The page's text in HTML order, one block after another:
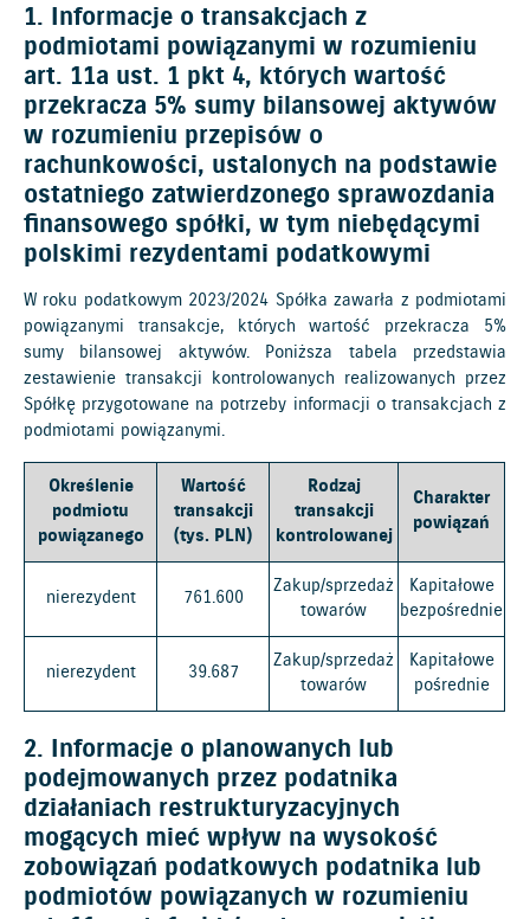
1. Informacje o transakcjach z
podmiotami powiązanymi w rozumieniu
art. 11a ust. 1 pkt 4, których wartość
przekracza 5% sumy bilansowej aktywów
w rozumieniu przepisów o
rachunkowości, ustalonych na podstawie
ostatniego zatwierdzonego sprawozdania
finansowego spółki, w tym niebędącymi
polskimi rezydentami podatkowymi
W roku podatkowym 2023/2024 Spółka zawarła z podmiotami
powiązanymi transakcje, których wartość przekracza 5%
sumy bilansowej aktywów. Poniższa tabela przedstawia
zestawienie transakcji kontrolowanych realizowanych przez
Spółkę przygotowane na potrzeby informacji o transakcjach z
podmiotami powiązanymi.
Określenie
podmiotu
powiązanego
Wartość
transakcji
(tys. PLN)
Rodzaj
transakcji
kontrolowanej
Charakter
powiązań
nierezydent 761.600
Zakup/sprzedaż
towarów
Kapitałowe
bezpośrednie
nierezydent 39.687
Zakup/sprzedaż
towarów
Kapitałowe
pośrednie
2. Informacje o planowanych lub
podejmowanych przez podatnika
działaniach restrukturyzacyjnych
mogących mieć wpływ na wysokość
zobowiązań podatkowych podatnika lub
podmiotów powiązanych w rozumieniu